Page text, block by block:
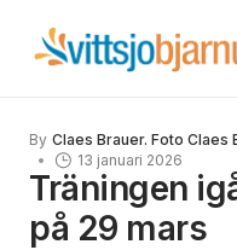
By Claes Brauer. Foto Claes
13 januari 2026
Träningen
på 29 mars